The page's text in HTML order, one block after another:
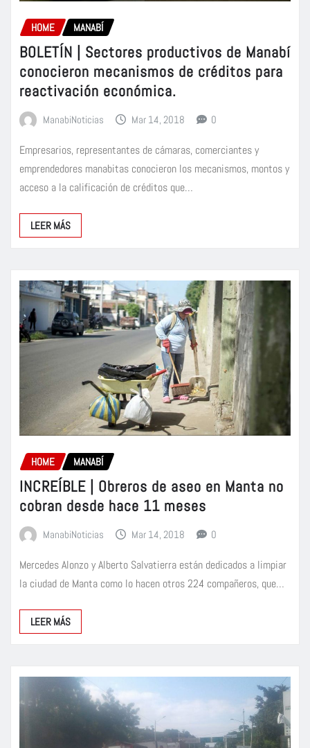
HOME MANABÍ
BOLETÍN | Sectores productivos de Manabí
conocieron mecanismos de créditos para
reactivación económica.
ManabiNoticias Mar 14, 2018 0
Empresarios, representantes de cámaras, comerciantes y
emprendedores manabitas conocieron los mecanismos, montos y
acceso a la calificación de créditos que…
LEER MÁS
HOME MANABÍ
INCREÍBLE | Obreros de aseo en Manta no
cobran desde hace 11 meses
ManabiNoticias Mar 14, 2018 0
Mercedes Alonzo y Alberto Salvatierra están dedicados a limpiar
la ciudad de Manta como lo hacen otros 224 compañeros, que…
LEER MÁS